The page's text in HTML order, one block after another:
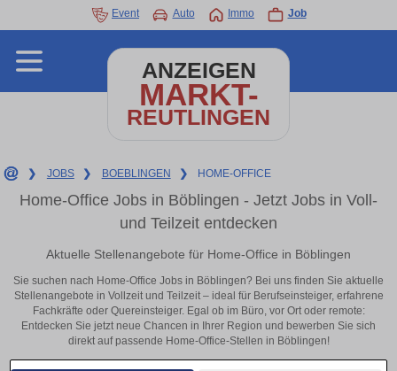
Event Auto Immo Job
ANZEIGEN
MARKT-
REUTLINGEN
❯ JOBS ❯ BOEBLINGEN ❯ HOME-OFFICE
Home-Office Jobs in Böblingen - Jetzt Jobs in Voll-
und Teilzeit entdecken
Aktuelle Stellenangebote für Home-Office in Böblingen
Sie suchen nach Home-Office Jobs in Böblingen? Bei uns finden Sie aktuelle
Stellenangebote in Vollzeit und Teilzeit – ideal für Berufseinsteiger, erfahrene
Fachkräfte oder Quereinsteiger. Egal ob im Büro, vor Ort oder remote:
Entdecken Sie jetzt neue Chancen in Ihrer Region und bewerben Sie sich
direkt auf passende Home-Office-Stellen in Böblingen!